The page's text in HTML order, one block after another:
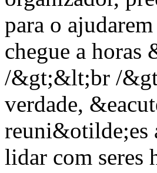
para o
chegue a
/&gt;&lt;br /
verdade,
reuni&otilde;es
lidar com seres